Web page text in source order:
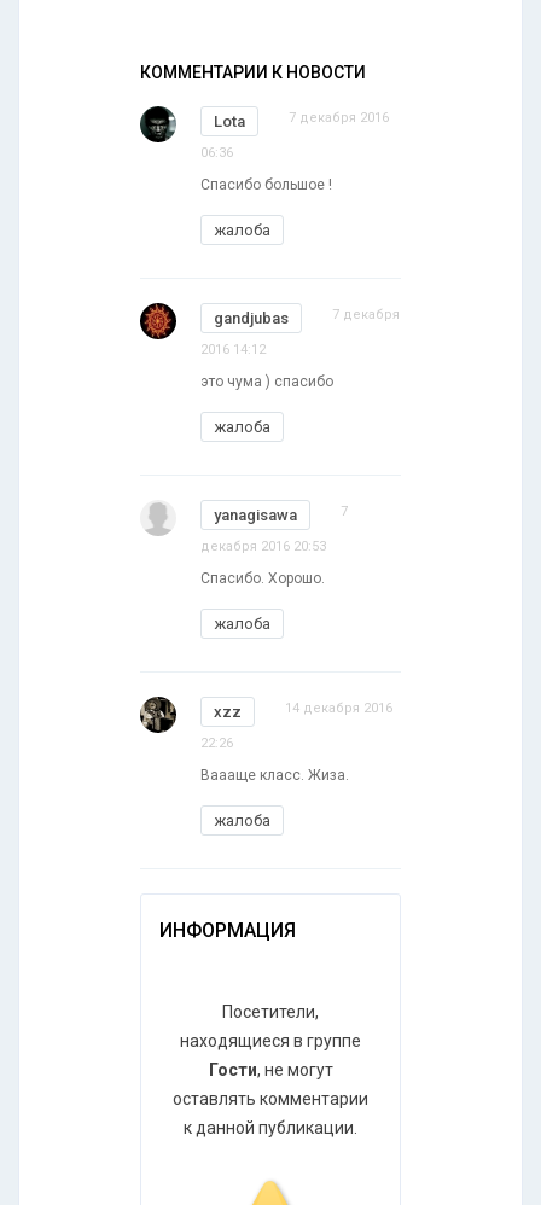
КОММЕНТАРИИ К НОВОСТИ
Lota 7 декабря 2016
06:36
Спасибо большое !
жалоба
gandjubas 7 декабря
2016 14:12
это чума ) спасибо
жалоба
yanagisawa 7
декабря 2016 20:53
Спасибо. Хорошо.
жалоба
xzz 14 декабря 2016
22:26
Ваааще класс. Жиза.
жалоба
ИНФОРМАЦИЯ
Посетители,
находящиеся в группе
Гости, не могут
оставлять комментарии
к данной публикации.